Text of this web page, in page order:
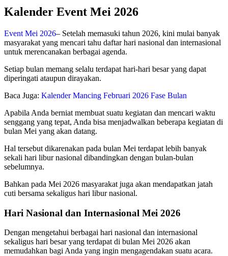
Kalender Event Mei 2026
Event Mei 2026– Setelah memasuki tahun 2026, kini mulai banyak
masyarakat yang mencari tahu daftar hari nasional dan internasional
untuk merencanakan berbagai agenda.
Setiap bulan memang selalu terdapat hari-hari besar yang dapat
diperingati ataupun dirayakan.
Baca Juga: Kalender Mancing Februari 2026 Fase Bulan
Apabila Anda berniat membuat suatu kegiatan dan mencari waktu
senggang yang tepat, Anda bisa menjadwalkan beberapa kegiatan di
bulan Mei yang akan datang.
Hal tersebut dikarenakan pada bulan Mei terdapat lebih banyak
sekali hari libur nasional dibandingkan dengan bulan-bulan
sebelumnya.
Bahkan pada Mei 2026 masyarakat juga akan mendapatkan jatah
cuti bersama sekaligus hari libur nasional.
Hari Nasional dan Internasional Mei 2026
Dengan mengetahui berbagai hari nasional dan internasional
sekaligus hari besar yang terdapat di bulan Mei 2026 akan
memudahkan bagi Anda yang ingin mengagendakan suatu acara.